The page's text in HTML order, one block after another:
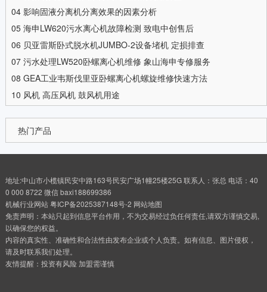
04 影响固液分离机分离效果的因素分析
05 海申LW620污水离心机故障检测 致电中创售后
06 贝亚雷斯卧式脱水机JUMBO-2设备堵机 定损排查
07 污水处理LW520卧螺离心机维修 象山海申专修服务
08 GEA工业韦斯伐里亚卧螺离心机螺旋维修快速方法
10 风机 高压风机 鼓风机用途
热门产品
地址:中山市小榄镇民安中路163号民安广场1幢25楼25G 联系人：张总 电话：40
0 000 8722 微信 baxi188699386
机械行业网站粤ICP备2025387148号-2 网站地图
免责声明：本站只起到信息平台作用，不为交易经过负任何责任,请双方谨慎交易,
以确保您的权益。
内容的真实性、准确性和合法性由发布企业或个人负责。如有信息、图片侵权，
请及时联系我们处理。
友情提醒：投资有风险 加盟需谨慎